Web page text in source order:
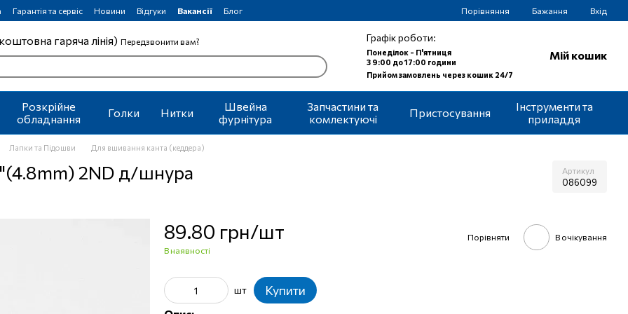
Гарантія та сервіс Новини Відгуки Вакансії Блог Порівняння Бажання Вхід
гаряча лінія) Передзвонити вам? Графік роботи:
Понеділок - П'ятниця
З 9:00 до 17:00 години
Прийом замовлень через кошик 24/7
Мій кошик
Розкрійне
обладнання
Голки Нитки
Швейна
фурнітура
Запчастини та
комлектуючі
Пристосування
Інструменти та
приладдя
Лапки та Підошви Для вшивання канта (кеддера)
2ND д/шнура Артикул
086099
89.80 грн/шт
В наявності
Порівняти В очікування
шт Купити